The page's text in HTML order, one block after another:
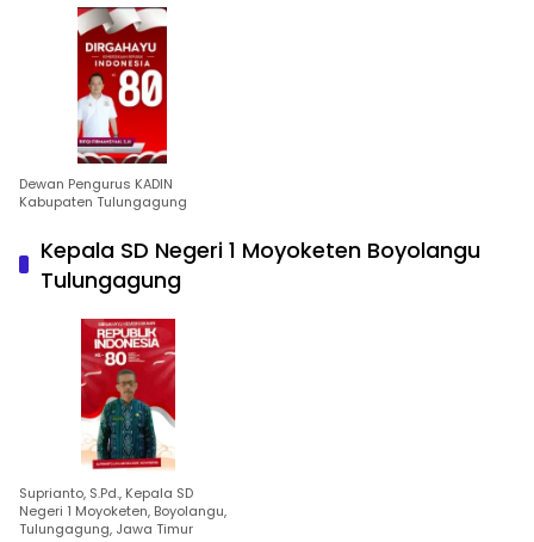
Dewan Pengurus KADIN
Kabupaten Tulungagung
Kepala SD Negeri 1 Moyoketen Boyolangu
Tulungagung
Suprianto, S.Pd., Kepala SD
Negeri 1 Moyoketen, Boyolangu,
Tulungagung, Jawa Timur